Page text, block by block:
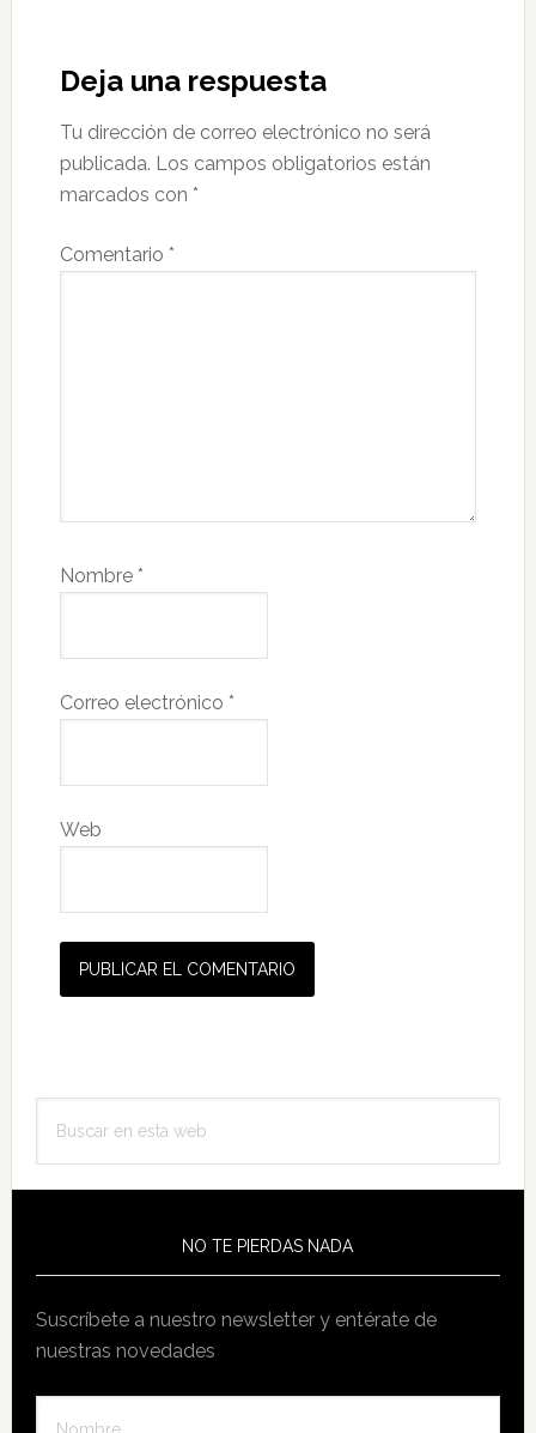
con
lectores
Deja una respuesta
Tu dirección de correo electrónico no será
publicada. Los campos obligatorios están
marcados con *
Comentario *
Nombre *
Correo electrónico *
Web
Barra
lateral
principal
NO TE PIERDAS NADA
Suscríbete a nuestro newsletter y entérate de
nuestras novedades